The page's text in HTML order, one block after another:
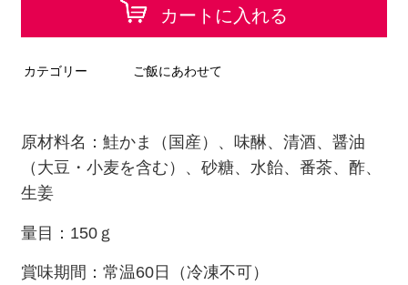
カートに入れる
カテゴリー ご飯にあわせて
原材料名：鮭かま（国産）、味醂、 清酒、 醤油
（大豆・小麦を含む）、砂糖、水飴、番茶、酢、
生姜
量目：150ｇ
賞味期間：常温60日（冷凍不可）